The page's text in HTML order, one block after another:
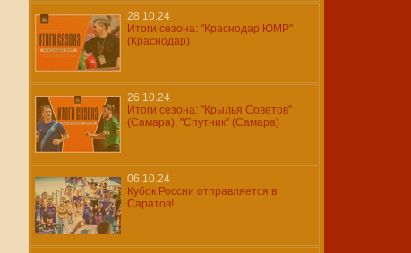
28.10.24
Итоги сезона: "Краснодар ЮМР"
(Краснодар)
26.10.24
Итоги сезона: "Крылья Советов"
(Самара), "Спутник" (Самара)
06.10.24
Кубок России отправляется в
Саратов!